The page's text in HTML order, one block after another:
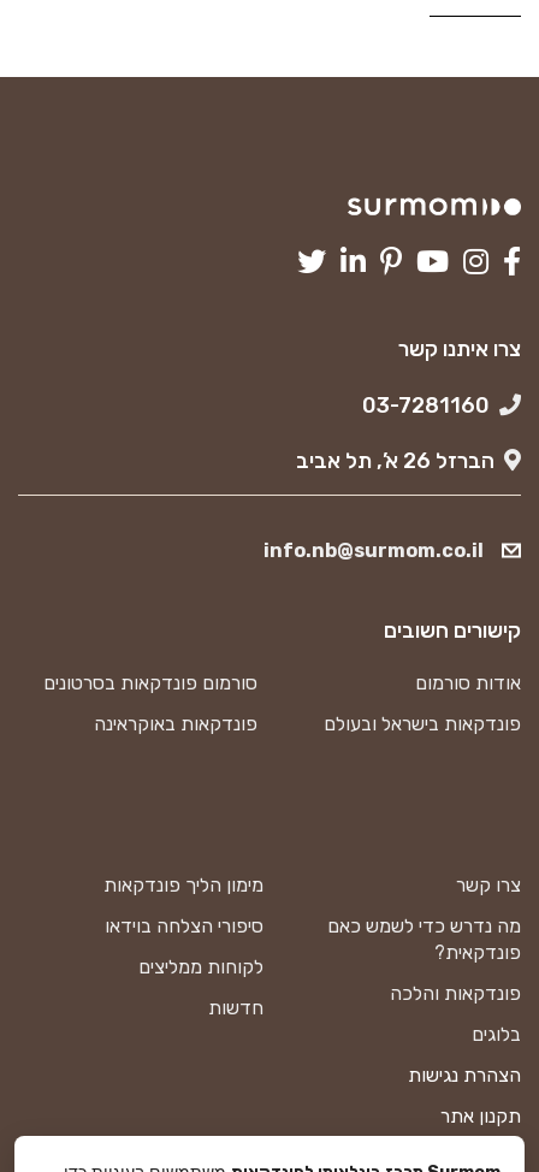
צרו איתנו קשר
הברזל 26 א’, תל אביב
info.nb@surmom.co.il
צרו קשר
מה נדרש כדי לשמש כאם
פונדקאית?
פונדקאות והלכה
בלוגים
הצהרת נגישות
תקנון אתר
מימון הליך פונדקאות
סיפורי הצלחה בוידאו
לקוחות ממליצים
חדשות
קישורים חשובים
אודות סורמום
סורמום פונדקאות בסרטונים
פונדקאות בישראל ובעולם
פונדקאות באוקראינה